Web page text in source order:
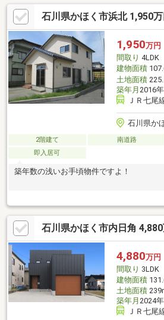
搭載していて、お財布にも嬉しいですね
欲しいところにたっぷりの収納がある、居
スが少ないお家です♪立地は、宇野気駅か
ターへもアクセス良く、金沢市への通勤
学校も近くて安心です◎2階の12帖は、2
石川県かほく市浜北 1,950
1,950万円
間取り 4LDK
建物面積
土地面積
築年月 2016
ＪＲ七尾
石川県か
2階建て 南道路
即入居可
築年数の浅いお手頃物件ですよ！
石川県かほく市内日角
4,880万円
間取り 3LDK
建物面積
土地面積
築年月 2024
ＪＲ七尾